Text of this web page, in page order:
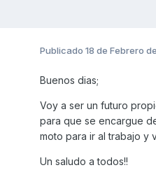
Publicado 18 de Febrero
Buenos dias;
Voy a ser un futuro
para que se encargue
moto para ir al trabajo y
Un saludo a todos!!